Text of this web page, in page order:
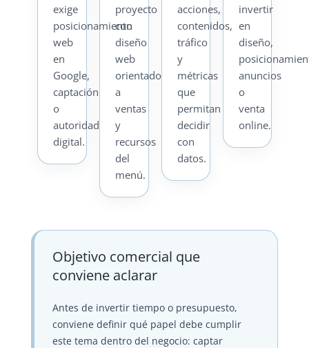
exige
posicionamiento
web
en
Google,
captación
o
autoridad
digital.
proyecto
con
diseño
web
orientado
a
ventas
y
recursos
del
menú.
acciones,
contenidos,
tráfico
y
métricas
que
permitan
decidir
con
datos.
invertir
en
diseño,
anuncios
o
venta
online.
Objetivo comercial que
conviene aclarar
Antes de invertir tiempo o presupuesto,
conviene definir qué papel debe cumplir
este tema dentro del negocio: captar